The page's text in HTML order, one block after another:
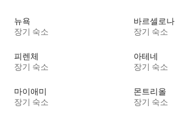
뉴욕
장기 숙소
바르셀로나
장기 숙소
피렌체
장기 숙소
아테네
장기 숙소
마이애미
장기 숙소
몬트리올
장기 숙소